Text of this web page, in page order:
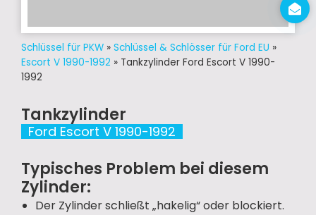
Schlüssel für PKW » Schlüssel & Schlösser für Ford EU »
Escort V 1990-1992 » Tankzylinder Ford Escort V 1990-
1992
Tankzylinder
Ford Escort V 1990-1992
Typisches Problem bei diesem
Zylinder:
Der Zylinder schließt „hakelig“ oder blockiert.